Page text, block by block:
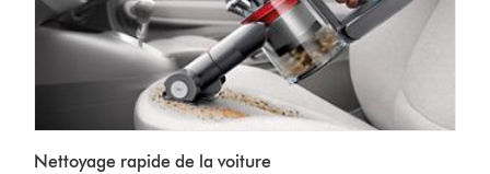
Nettoyage rapide de la voiture